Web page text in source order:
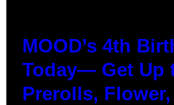
MOOD’s 4th
Today— Get Up
Prerolls,